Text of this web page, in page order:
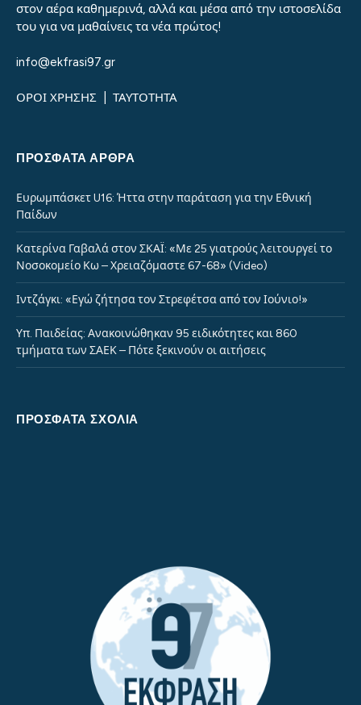
στον αέρα καθημερινά, αλλά και μέσα από την ιστοσελίδα
του για να μαθαίνεις τα νέα πρώτος!
info@ekfrasi97.gr
ΟΡΟΙ ΧΡΗΣΗΣ ΤΑΥΤΟΤΗΤΑ
ΠΡΌΣΦΑΤΑ ΆΡΘΡΑ
Ευρωμπάσκετ U16: Ήττα στην παράταση για την Εθνική
Παίδων
Κατερίνα Γαβαλά στον ΣΚΑΪ: «Με 25 γιατρούς λειτουργεί το
Νοσοκομείο Κω – Χρειαζόμαστε 67-68» (Video)
Ιντζάγκι: «Εγώ ζήτησα τον Στρεφέτσα από τον Ιούνιο!»
Υπ. Παιδείας: Ανακοινώθηκαν 95 ειδικότητες και 860
τμήματα των ΣΑΕΚ – Πότε ξεκινούν οι αιτήσεις
ΠΡΌΣΦΑΤΑ ΣΧΌΛΙΑ